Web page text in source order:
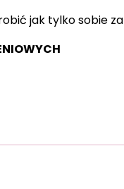
jak tylko sobie